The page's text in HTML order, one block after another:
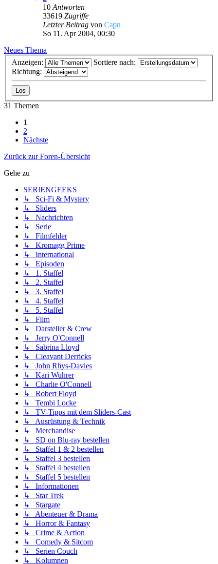
10 Antworten
33619 Zugriffe
Letzter Beitrag von Capn
So 11. Apr 2004, 00:30
Neues Thema
Anzeigen:
Sortiere nach:
Richtung:
31 Themen
1
2
Nächste
Zurück zur Foren-Übersicht
Gehe zu
SERIENGEEKS
↳ Sci-Fi & Mystery
↳ Sliders
↳ Nachrichten
↳ Serie
↳ Filmfehler
↳ Kromagg Prime
↳ International
↳ Episoden
↳ 1. Staffel
↳ 2. Staffel
↳ 3. Staffel
↳ 4. Staffel
↳ 5. Staffel
↳ Film
↳ Darsteller & Crew
↳ Jerry O'Connell
↳ Sabrina Lloyd
↳ Cleavant Derricks
↳ John Rhys-Davies
↳ Kari Wuhrer
↳ Charlie O'Connell
↳ Robert Floyd
↳ Tembi Locke
↳ TV-Tipps mit dem Sliders-Cast
↳ Ausrüstung & Technik
↳ Merchandise
↳ SD on Blu-ray bestellen
↳ Staffel 1 & 2 bestellen
↳ Staffel 3 bestellen
↳ Staffel 4 bestellen
↳ Staffel 5 bestellen
↳ Informationen
↳ Star Trek
↳ Stargate
↳ Abenteuer & Drama
↳ Horror & Fantasy
↳ Crime & Action
↳ Comedy & Sitcom
↳ Serien Couch
↳ Kolumnen